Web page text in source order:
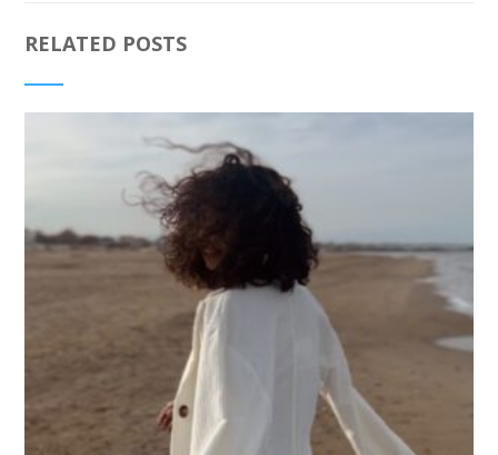
RELATED POSTS